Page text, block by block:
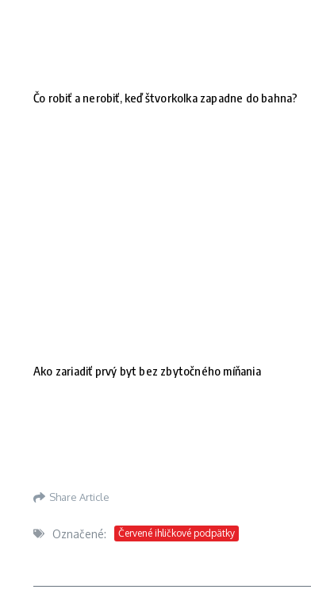
Čo robiť a nerobiť, keď štvorkolka zapadne do bahna?
Ako zariadiť prvý byt bez zbytočného míňania
Share Article
Označené: Červené ihličkové podpätky